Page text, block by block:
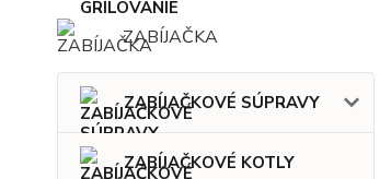
ZABÍJAČKA
ZABÍJAČKOVÉ SÚPRAVY
ZABÍJAČKOVÉ KOTLY